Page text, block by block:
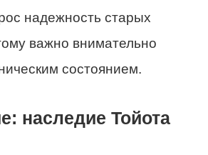
надежность старых
важно внимательно
состоянием.
наследие Тойота